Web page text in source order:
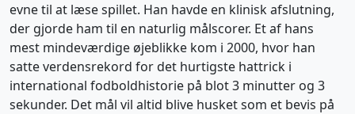
evne til at læse spillet. Han havde en klinisk afslutning,
der gjorde ham til en naturlig målscorer. Et af hans
mest mindeværdige øjeblikke kom i 2000, hvor han
satte verdensrekord for det hurtigste hattrick i
international fodboldhistorie på blot 3 minutter og 3
sekunder. Det mål vil altid blive husket som et bevis på